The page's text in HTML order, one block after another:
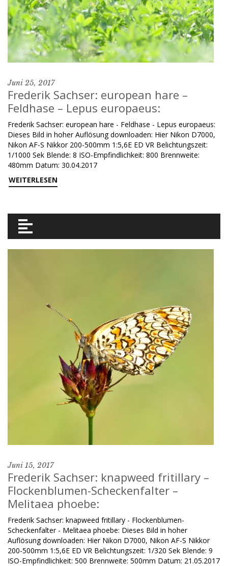
Juni 25, 2017
Frederik Sachser: european hare –
Feldhase – Lepus europaeus:
Frederik Sachser: european hare - Feldhase - Lepus europaeus:
Dieses Bild in hoher Auflösung downloaden: Hier Nikon D7000,
Nikon AF-S Nikkor 200-500mm 1:5,6E ED VR Belichtungszeit:
1/1000 Sek Blende: 8 ISO-Empfindlichkeit: 800 Brennweite:
480mm Datum: 30.04.2017
WEITERLESEN
Juni 15, 2017
Frederik Sachser: knapweed fritillary –
Flockenblumen-Scheckenfalter –
Melitaea phoebe:
Frederik Sachser: knapweed fritillary - Flockenblumen-
Scheckenfalter - Melitaea phoebe: Dieses Bild in hoher
Auflösung downloaden: Hier Nikon D7000, Nikon AF-S Nikkor
200-500mm 1:5,6E ED VR Belichtungszeit: 1/320 Sek Blende: 9
ISO-Empfindlichkeit: 500 Brennweite: 500mm Datum: 21.05.2017